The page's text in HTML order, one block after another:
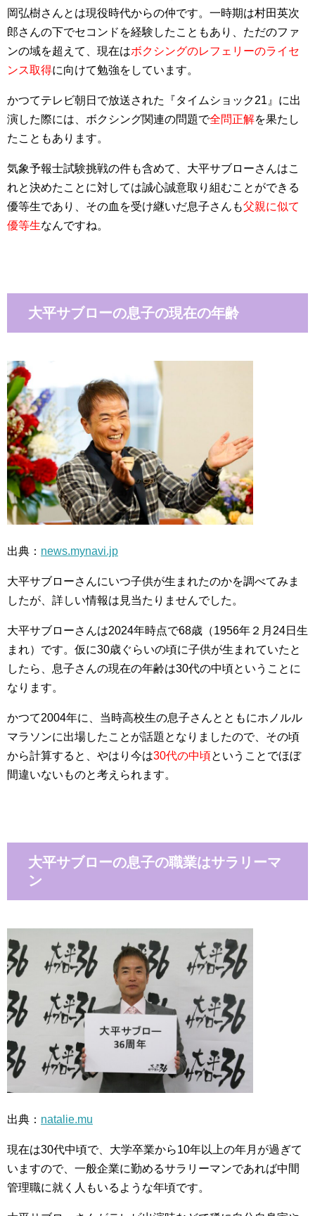
岡弘樹さんとは現役時代からの仲です。一時期は村田英次
郎さんの下でセコンドを経験したこともあり、ただのファ
ンの域を超えて、現在はボクシングのレフェリーのライセ
ンス取得に向けて勉強をしています。
かつてテレビ朝日で放送された『タイムショック21』に出
演した際には、ボクシング関連の問題で全問正解を果たし
たこともあります。
気象予報士試験挑戦の件も含めて、大平サブローさんはこ
れと決めたことに対しては誠心誠意取り組むことができる
優等生であり、その血を受け継いだ息子さんも父親に似て
優等生なんですね。
大平サブローの息子の現在の年齢
出典： news.mynavi.jp
大平サブローさんにいつ子供が生まれたのかを調べてみま
したが、詳しい情報は見当たりませんでした。
大平サブローさんは2024年時点で68歳（1956年２月24日生
まれ）です。仮に30歳ぐらいの頃に子供が生まれていたと
したら、息子さんの現在の年齢は30代の中頃ということに
なります。
かつて2004年に、当時高校生の息子さんとともにホノルル
マラソンに出場したことが話題となりましたので、その頃
から計算すると、やはり今は30代の中頃ということでほぼ
間違いないものと考えられます。
大平サブローの息子の職業はサラリーマ
ン
出典： natalie.mu
現在は30代中頃で、大学卒業から10年以上の年月が過ぎて
いますので、一般企業に勤めるサラリーマンであれば中間
管理職に就く人もいるような年頃です。